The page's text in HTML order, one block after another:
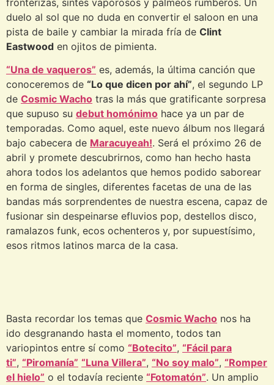
fronterizas, sintes vaporosos y palmeos rumberos. Un
duelo al sol que no duda en convertir el saloon en una
pista de baile y cambiar la mirada fría de Clint
Eastwood en ojitos de pimienta.
“Una de vaqueros” es, además, la última canción que
conoceremos de “Lo que dicen por ahí”, el segundo LP
de Cosmic Wacho tras la más que gratificante sorpresa
que supuso su debut homónimo hace ya un par de
temporadas. Como aquel, este nuevo álbum nos llegará
bajo cabecera de Maracuyeah!. Será el próximo 26 de
abril y promete descubrirnos, como han hecho hasta
ahora todos los adelantos que hemos podido saborear
en forma de singles, diferentes facetas de una de las
bandas más sorprendentes de nuestra escena, capaz de
fusionar sin despeinarse efluvios pop, destellos disco,
ramalazos funk, ecos ochenteros y, por supuestísimo,
esos ritmos latinos marca de la casa.
Basta recordar los temas que Cosmic Wacho nos ha
ido desgranando hasta el momento, todos tan
variopintos entre sí como “Botecito”, “Fácil para
ti”, “Piromanía” “Luna Villera”, “No soy malo”, “Romper
el hielo” o el todavía reciente “Fotomatón”. Un amplio